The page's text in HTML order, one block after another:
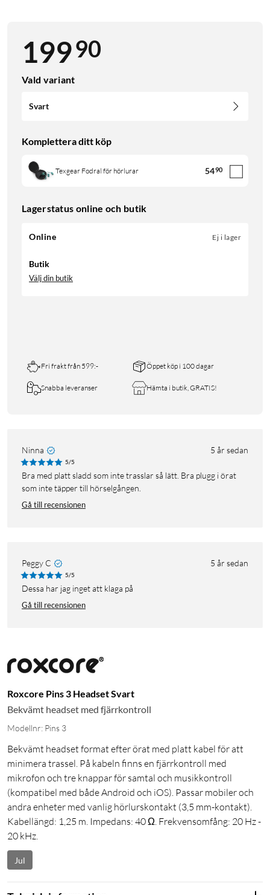
19990
Vald variant
Svart
Komplettera ditt köp
Texgear Fodral för hörlurar 5490
Lagerstatus online och butik
Online Ej i lager
Butik
Välj din butik
Fri frakt från 599:- Öppet köp i 100 dagar
Snabba leveranser Hämta i butik, GRATIS!
Ninna 5 år sedan
5/5
Bra med platt sladd som inte trasslar så lätt. Bra plugg i örat
som inte täpper till hörselgången.
Gå till recensionen
Peggy C 5 år sedan
5/5
Dessa har jag inget att klaga på
Gå till recensionen
Roxcore Pins 3 Headset Svart
Bekvämt headset med fjärrkontroll
Modellnr: Pins 3
Bekvämt headset format efter örat med platt kabel för att
minimera trassel. På kabeln finns en fjärrkontroll med
mikrofon och tre knappar för samtal och musikkontroll
(kompatibel med både Android och iOS). Passar mobiler och
andra enheter med vanlig hörlurskontakt (3,5 mm-kontakt).
Kabellängd: 1,25 m. Impedans: 40 Ω. Frekvensomfång: 20 Hz -
20 kHz.
Jul